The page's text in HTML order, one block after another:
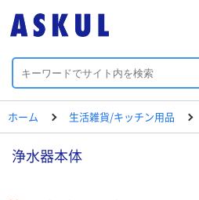
ホーム 生活雑貨/キッチン用品
浄水器本体